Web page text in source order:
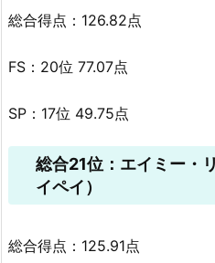
総合得点：126.82点
FS：20位 77.07点
SP：17位 49.75点
総合21位：エイミー・
イペイ）
総合得点：125.91点